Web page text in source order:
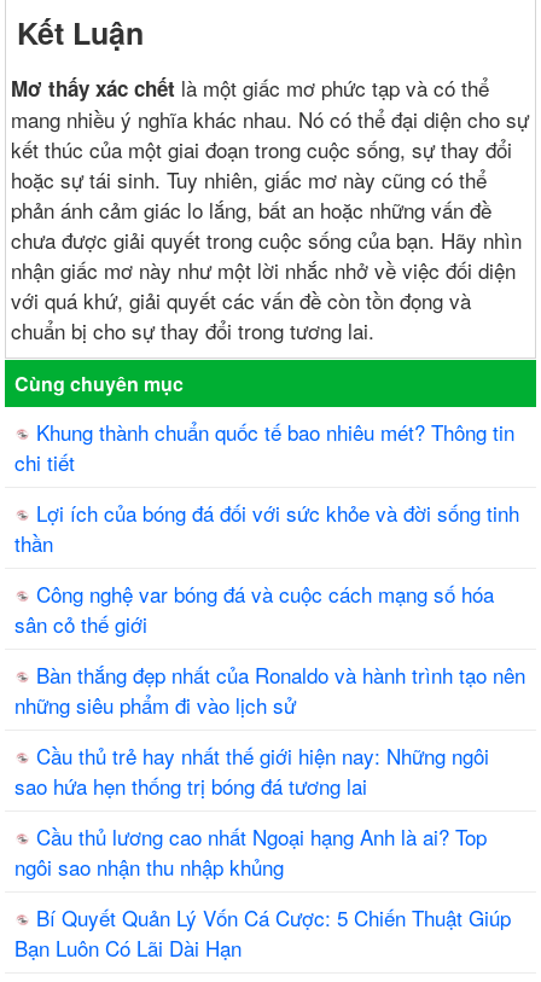
Kết Luận
Mơ thấy xác chết là một giấc mơ phức tạp và có thể
mang nhiều ý nghĩa khác nhau. Nó có thể đại diện cho sự
kết thúc của một giai đoạn trong cuộc sống, sự thay đổi
hoặc sự tái sinh. Tuy nhiên, giấc mơ này cũng có thể
phản ánh cảm giác lo lắng, bất an hoặc những vấn đề
chưa được giải quyết trong cuộc sống của bạn. Hãy nhìn
nhận giấc mơ này như một lời nhắc nhở về việc đối diện
với quá khứ, giải quyết các vấn đề còn tồn đọng và
chuẩn bị cho sự thay đổi trong tương lai.
Cùng chuyên mục
Khung thành chuẩn quốc tế bao nhiêu mét? Thông tin
chi tiết
Lợi ích của bóng đá đối với sức khỏe và đời sống tinh
thần
Công nghệ var bóng đá và cuộc cách mạng số hóa
sân cỏ thế giới
Bàn thắng đẹp nhất của Ronaldo và hành trình tạo nên
những siêu phẩm đi vào lịch sử
Cầu thủ trẻ hay nhất thế giới hiện nay: Những ngôi
sao hứa hẹn thống trị bóng đá tương lai
Cầu thủ lương cao nhất Ngoại hạng Anh là ai? Top
ngôi sao nhận thu nhập khủng
Bí Quyết Quản Lý Vốn Cá Cược: 5 Chiến Thuật Giúp
Bạn Luôn Có Lãi Dài Hạn